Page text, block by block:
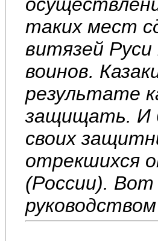
таких мест
витязей Руси
воинов.
результате
защищать. И
своих
отрекшихся
(России).